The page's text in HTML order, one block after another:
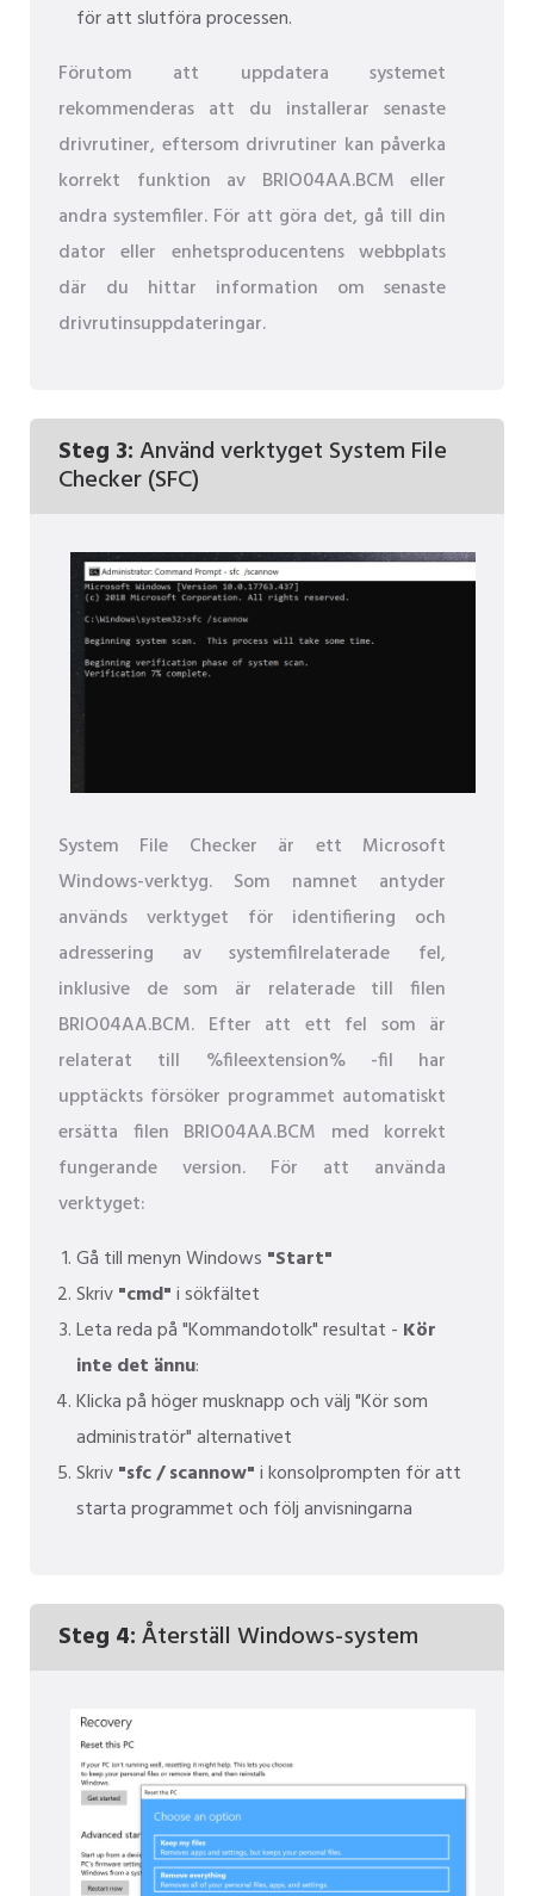
för att slutföra processen.
Förutom att uppdatera systemet
rekommenderas att du installerar senaste
drivrutiner, eftersom drivrutiner kan påverka
korrekt funktion av BRIO04AA.BCM eller
andra systemfiler. För att göra det, gå till din
dator eller enhetsproducentens webbplats
där du hittar information om senaste
drivrutinsuppdateringar.
Steg 3:Använd verktyget System File
Checker (SFC)
System File Checker är ett Microsoft
Windows-verktyg. Som namnet antyder
används verktyget för identifiering och
adressering av systemfilrelaterade fel,
inklusive de som är relaterade till filen
BRIO04AA.BCM. Efter att ett fel som är
relaterat till %fileextension% -fil har
upptäckts försöker programmet automatiskt
ersätta filen BRIO04AA.BCM med korrekt
fungerande version. För att använda
verktyget:
Gå till menyn Windows "Start"
Skriv"cmd"i sökfältet
Leta reda på "Kommandotolk" resultat - Kör
inte det ännu:
Klicka på höger musknapp och välj "Kör som
administratör" alternativet
Skriv"sfc / scannow"i konsolprompten för att
starta programmet och följ anvisningarna
Steg 4:Återställ Windows-system